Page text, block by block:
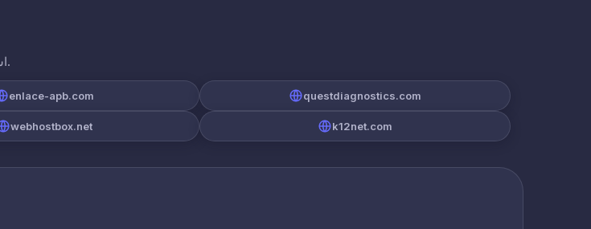
استكشف تقارير الاختراق للشركات الأخرى التي نتتبعها. انقر على أي نطاق لرؤية تعرضه.
enlace-apb.com questdiagnostics.com
webhostbox.net k12net.com